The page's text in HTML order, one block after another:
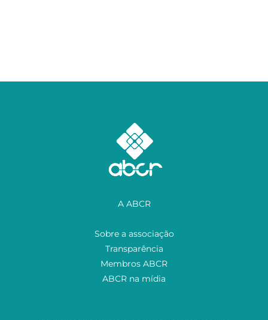
A ABCR
Sobre a associação
Transparência
Membros ABCR
ABCR na mídia